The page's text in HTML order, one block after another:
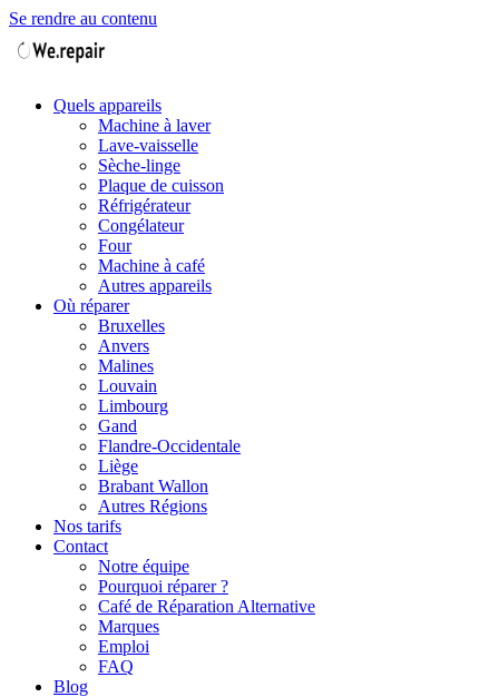
Se rendre au contenu
Quels appareils
Machine à laver
Lave-vaisselle
Sèche-linge
Plaque de cuisson
Réfrigérateur
Congélateur
Four
Machine à café
Autres appareils
Où réparer
Bruxelles
Anvers
Malines
Louvain
Limbourg
Gand
Flandre-Occidentale
Liège
Brabant Wallon
Autres Régions
Nos tarifs
Contact
Notre équipe
Pourquoi réparer ?
Café de Réparation Alternative
Marques
Emploi
FAQ
Blog